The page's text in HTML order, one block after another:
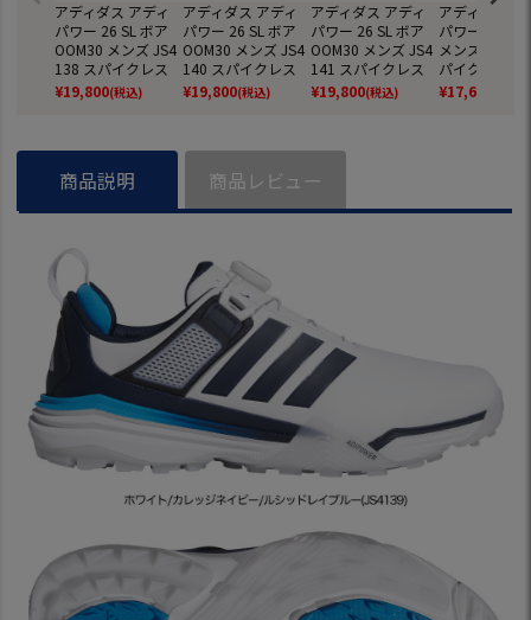
アディダス アディ
パワー 26 SL ボア
OOM30 メンズ JS4
138 スパイクレス
ゴルフシューズ 202
6年モデル adidas
¥19,800(税込)
アディダス アディ
パワー 26 SL ボア
OOM30 メンズ JS4
140 スパイクレス
ゴルフシューズ 202
6年モデル adidas
¥19,800(税込)
アディダス アディ
パワー 26 SL ボア
OOM30 メンズ JS4
141 スパイクレス
ゴルフシューズ 202
6年モデル adidas
¥19,800(税込)
アディダス ア
パワー 26 SL
メンズ
パイクレス
シューズ
デル adidas
¥17,600
商品説明 商品レビュー